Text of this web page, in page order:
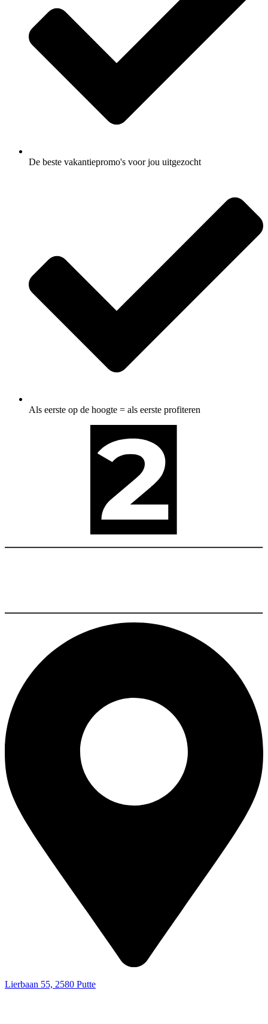
De beste vakantiepromo's voor jou uitgezocht
Als eerste op de hoogte = als eerste profiteren
Lierbaan 55, 2580 Putte